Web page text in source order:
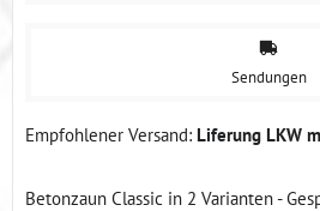
Sendungen
Liferung LKW
Betonzaun Classic in 2 Varianten -